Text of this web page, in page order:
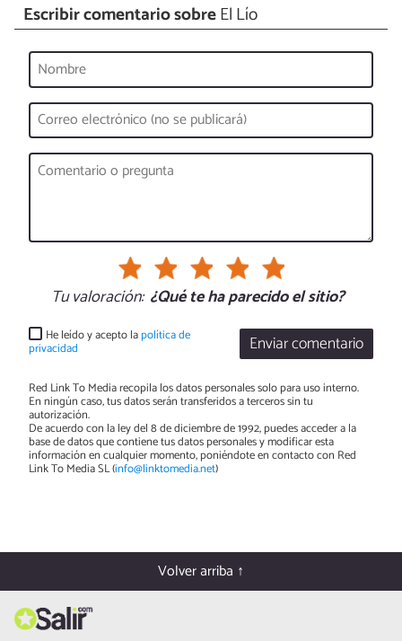
Escribir comentario sobreEl Lío
Tu valoración: ¿Qué te ha parecido el sitio?
Enviar comentario
He leído y acepto lapolítica de
privacidad
Red Link To Media recopila los datos personales solo para uso interno.
En ningún caso, tus datos serán transferidos a terceros sin tu
autorización.
De acuerdo con la ley del 8 de diciembre de 1992, puedes acceder a la
base de datos que contiene tus datos personales y modificar esta
información en cualquier momento, poniéndote en contacto con Red
Link To Media SL (info@linktomedia.net)
Volver arriba ↑